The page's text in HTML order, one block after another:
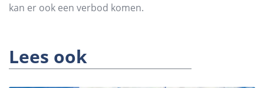
kan er ook een verbod komen.
Lees ook